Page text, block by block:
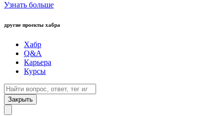
Узнать больше
другие проекты хабра
Хабр
Q&A
Карьера
Курсы
Закрыть